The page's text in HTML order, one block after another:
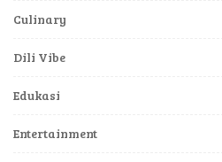
Culinary
Dili Vibe
Edukasi
Entertainment